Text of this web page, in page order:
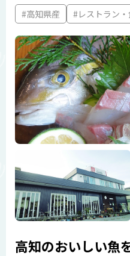
#高知県産 #レストラン・
高知のおいしい魚